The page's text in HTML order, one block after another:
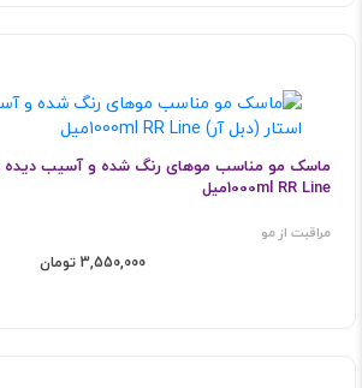
ماسک مو مناسب موهای رنگ شده و آسیب دیده
1000ml RR Lineمیل
مراقبت از مو
3,550,000 تومان